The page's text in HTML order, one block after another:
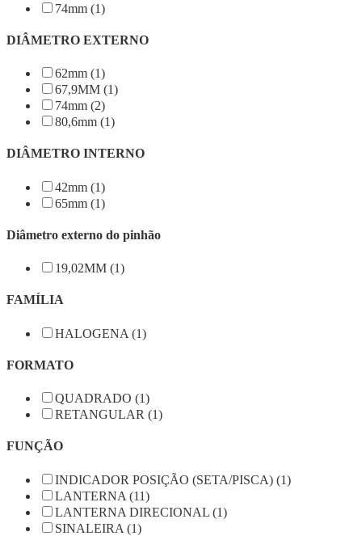
74mm (1)
DIÂMETRO EXTERNO
62mm (1)
67,9MM (1)
74mm (2)
80,6mm (1)
DIÂMETRO INTERNO
42mm (1)
65mm (1)
Diâmetro externo do pinhão
19,02MM (1)
FAMÍLIA
HALOGENA (1)
FORMATO
QUADRADO (1)
RETANGULAR (1)
FUNÇÃO
INDICADOR POSIÇÃO (SETA/PISCA) (1)
LANTERNA (11)
LANTERNA DIRECIONAL (1)
SINALEIRA (1)